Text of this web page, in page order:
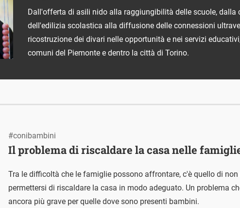
Dall'offerta di asili nido alla raggiungibilità delle scuole, dalla
dell'edilizia scolastica alla diffusione delle connessioni
ricostruzione dei divari nelle opportunità e nei servizi
comuni del Piemonte e dentro la città di Torino.
Il problema di riscaldare la casa nelle
#conibambini
Tra le difficoltà che le famiglie possono affrontare, c'è quello di non
permettersi di riscaldare la casa in modo adeguato. Un problema
ancora più grave per quelle dove sono presenti bambini.